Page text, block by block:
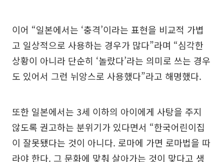
이어 “일본에서는 ‘충격’이라는 표현을 비교적 가볍
고 일상적으로 사용하는 경우가 많다”라며 “심각한
상황이 아니라 단순히 ‘놀랐다’라는 의미로 쓰는 경우
도 있어서 그런 뉘앙스로 사용했다”라고 해명했다.
또한 일본에서는 3세 이하의 아이에게 사탕을 주지
않도록 권고하는 분위기가 있다면서 “한국어린이집
이 잘못됐다는 것이 아니다. 로마에 가면 로마법을 따
라야 한다. 그 문화에 맞춰 살아가는 것이 맞다고 생